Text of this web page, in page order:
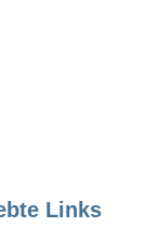
Links